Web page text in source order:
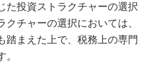
た投資ストラクチャーの選択
チャーの選択においては、
踏まえた上で、税務上の専門